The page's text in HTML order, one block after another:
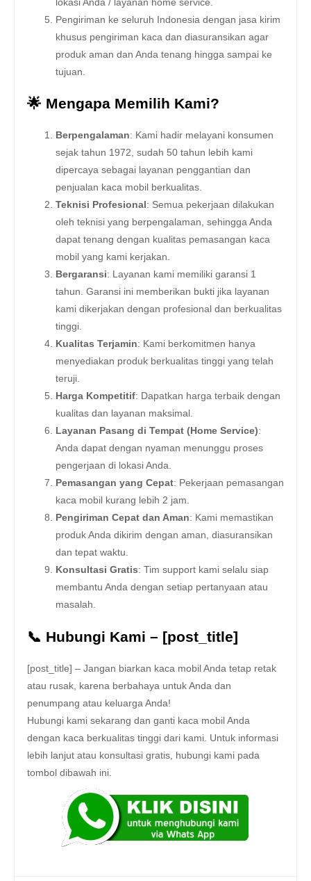
lokasi Anda / layanan home service.
Pengiriman ke seluruh Indonesia dengan jasa kirim
khusus pengiriman kaca dan diasuransikan agar
produk aman dan Anda tenang hingga sampai ke
tujuan.
🌟 Mengapa Memilih Kami?
Berpengalaman: Kami hadir melayani konsumen
sejak tahun 1972, sudah 50 tahun lebih kami
dipercaya sebagai layanan penggantian dan
penjualan kaca mobil berkualitas.
Teknisi Profesional : Semua pekerjaan dilakukan
oleh teknisi yang berpengalaman, sehingga Anda
dapat tenang dengan kualitas pemasangan kaca
mobil yang kami kerjakan.
Bergaransi: Layanan kami memiliki garansi 1
tahun. Garansi ini memberikan bukti jika layanan
kami dikerjakan dengan profesional dan berkualitas
tinggi.
Kualitas Terjamin: Kami berkomitmen hanya
menyediakan produk berkualitas tinggi yang telah
teruji.
Harga Kompetitif: Dapatkan harga terbaik dengan
kualitas dan layanan maksimal.
Layanan Pasang di Tempat (Home Service):
Anda dapat dengan nyaman menunggu proses
pengerjaan di lokasi Anda.
Pemasangan yang Cepat: Pekerjaan pemasangan
kaca mobil kurang lebih 2 jam.
Pengiriman Cepat dan Aman: Kami memastikan
produk Anda dikirim dengan aman, diasuransikan
dan tepat waktu.
Konsultasi Gratis: Tim support kami selalu siap
membantu Anda dengan setiap pertanyaan atau
masalah.
📞 Hubungi Kami – [post_title]
[post_title] – Jangan biarkan kaca mobil Anda tetap retak
atau rusak, karena berbahaya untuk Anda dan
penumpang atau keluarga Anda!
Hubungi kami sekarang dan ganti kaca mobil Anda
dengan kaca berkualitas tinggi dari kami. Untuk informasi
lebih lanjut atau konsultasi gratis, hubungi kami pada
tombol dibawah ini.